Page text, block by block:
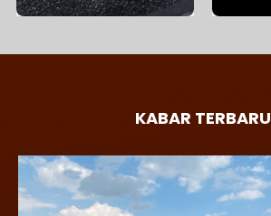
KABAR TERBARU